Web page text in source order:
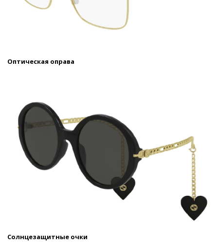
Оптическая оправа
Солнцезащитные очки